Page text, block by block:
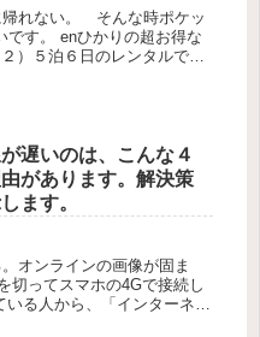
れない。 そんな時ポケッ
です。 enひかりの超お得な
）５泊６日のレンタルで３
のお店に行...
遅いのは、こんな４
があります。解決策
ます。
オンラインの画像が固ま
切ってスマホの4Gで接続し
る人から、「インターネッ
ることがよくあります。 本